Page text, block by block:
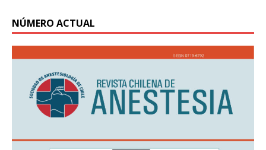
NÚMERO ACTUAL